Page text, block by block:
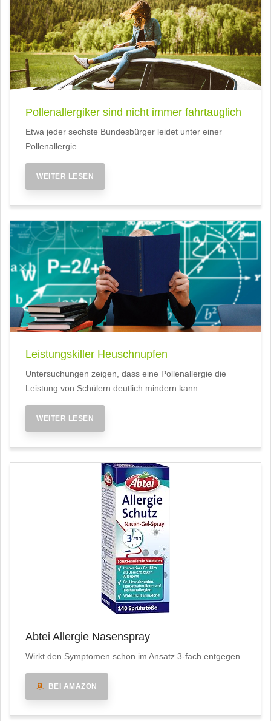
Pollenallergiker sind nicht immer fahrtauglich
Etwa jeder sechste Bundesbürger leidet unter einer
Pollenallergie...
WEITER LESEN
Leistungskiller Heuschnupfen
Untersuchungen zeigen, dass eine Pollenallergie die
Leistung von Schülern deutlich mindern kann.
WEITER LESEN
Abtei Allergie Nasenspray
Wirkt den Symptomen schon im Ansatz 3-fach entgegen.
BEI AMAZON